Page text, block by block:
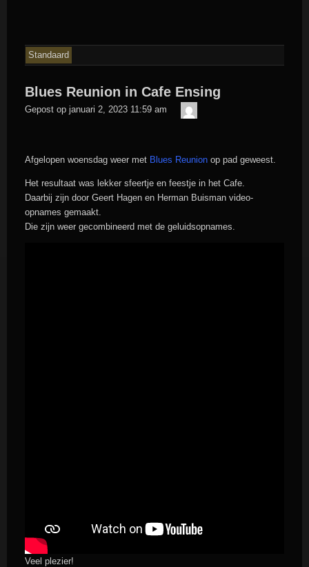
Standaard
Blues Reunion in Cafe Ensing
Gepost op januari 2, 2023 11:59 am
Afgelopen woensdag weer met Blues Reunion op pad geweest.
Het resultaat was lekker sfeertje en feestje in het Cafe.
Daarbij zijn door Geert Hagen en Herman Buisman video-
opnames gemaakt.
Die zijn weer gecombineerd met de geluidsopnames.
Veel plezier!